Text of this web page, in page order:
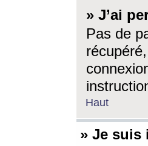
» J’ai
Pas de
Haut
» Je suis